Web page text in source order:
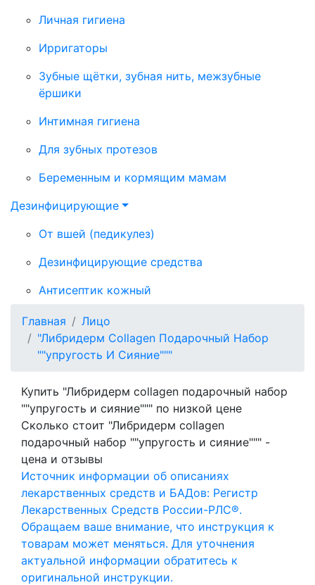
Личная гигиена
Ирригаторы
Зубные щётки, зубная нить, межзубные
ёршики
Интимная гигиена
Для зубных протезов
Беременным и кормящим мамам
Дезинфицирующие
От вшей (педикулез)
Дезинфицирующие средства
Антисептик кожный
Главная
Лицо
"Либридерм Collagen Подарочный Набор
""упругость И Сияние"""
Купить "Либридерм collagen подарочный набор
""упругость и сияние""" по низкой цене
Сколько стоит "Либридерм collagen
подарочный набор ""упругость и сияние""" -
цена и отзывы
Источник информации об описаниях
лекарственных средств и БАДов: Регистр
Лекарственных Средств России-РЛС®.
Обращаем ваше внимание, что инструкция к
товарам может меняться. Для уточнения
актуальной информации обратитесь к
оригинальной инструкции.